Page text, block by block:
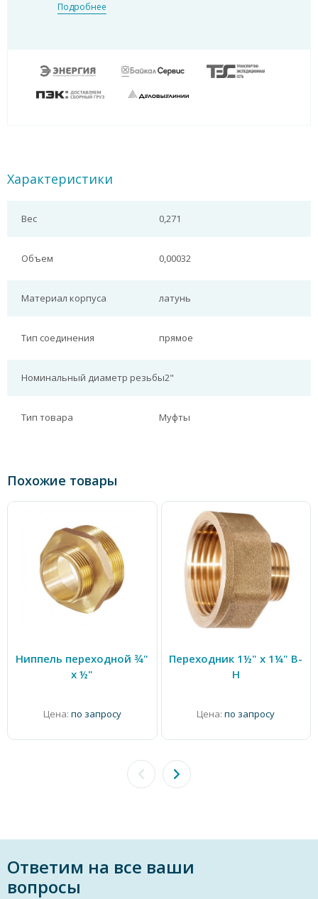
Подробнее
Характеристики
Вес 0,271
Объем 0,00032
Материал корпуса латунь
Тип соединения прямое
Номинальный диаметр резьбы2"
Тип товара Муфты
Похожие товары
Ниппель переходной ¾"
х ½"
Цена: по запросу
Переходник 1½" x 1¼" В-
Н
Цена: по запросу
Ответим на все ваши
вопросы